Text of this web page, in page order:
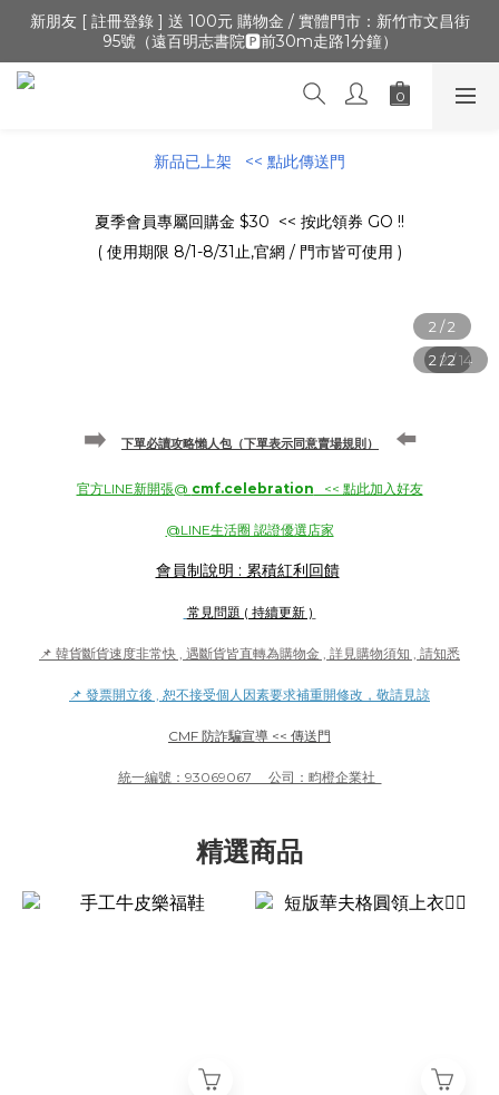
🔺「會員制」新開張,加入會員,全通路可累積紅利 >登入官網 > 個
人資訊 > 填寫正確「生日」收生日禮金
95號（遠百明志書院🅿️前30m走路1分鐘）
🔺「會員制」新開張,加入會員,全通路可累積紅利 >登入官網 > 個
人資訊 > 填寫正確「生日」收生日禮金
新品已上架 << 點此傳送門
夏季會員專屬回購金 $30 << 按此領券 GO !!
( 使用期限 8/1-8/31止,官網 / 門市皆可使用 )
➡️ 下單必讀攻略懶人包（下單表示同意賣場規則） ⬅️
官方LINE新開張@ cmf.celebration << 點此加入好友
@LINE生活圈 認證優選店家
會員制說明 : 累積紅利回饋
常見問題 ( 持續更新 )
📌 韓貨斷貨速度非常快 , 遇斷貨皆直轉為購物金 , 詳見購物須知 , 請知悉
📌 發票開立後 , 恕不接受個人因素要求補重開修改，敬請見諒
CMF 防詐騙宣導 << 傳送門
統一編號：93069067 公司：畇橙企業社
精選商品